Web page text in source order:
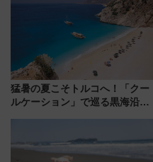
とめ（石川県）
猛暑の夏こそトルコへ！「クー
ルケーション」で巡る黒海沿岸
ショジオも認める『2026年に訪
れるべき世界の旅先』